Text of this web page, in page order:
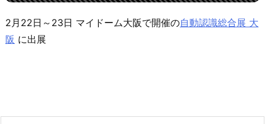
2月22日～23日 マイドーム大阪で開催の自動認識総合展 大
阪 に出展